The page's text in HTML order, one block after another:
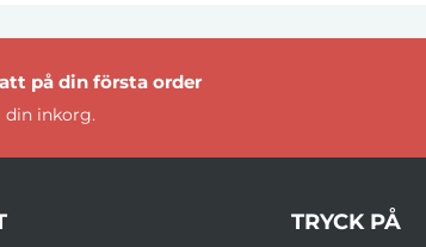
på din första order
din inkorg.
TRYCK PÅ